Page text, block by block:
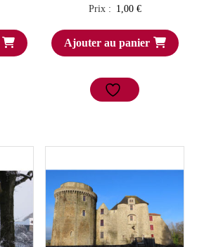
Prix : 1,00 €
Ajouter au panier